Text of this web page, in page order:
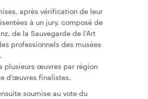
après vérification de leur
à un jury, composé de
de la Sauvegarde de l’Art
professionnels des musées
plusieurs œuvres par région
d’œuvres finalistes.
soumise au vote du